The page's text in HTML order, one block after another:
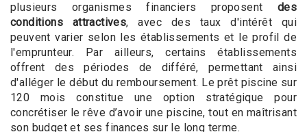
plusieurs organismes financiers proposent des
conditions attractives, avec des taux d'intérêt qui
peuvent varier selon les établissements et le profil de
l'emprunteur. Par ailleurs, certains établissements
offrent des périodes de différé, permettant ainsi
d'alléger le début du remboursement. Le prêt piscine sur
120 mois constitue une option stratégique pour
concrétiser le rêve d’avoir une piscine, tout en maîtrisant
son budget et ses finances sur le long terme.